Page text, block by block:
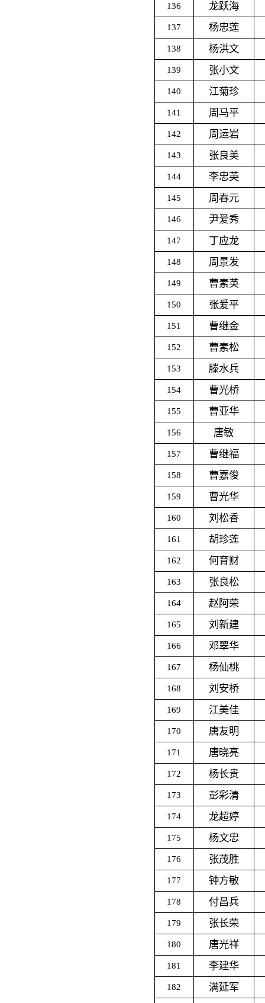
136 龙跃海
137 杨忠莲
138 杨洪文
139 张小文
140 江菊珍
141 周马平
142 周运岩
143 张良美
144 李忠英
145 周春元
146 尹爱秀
147 丁应龙
148 周景发
149 曹素英
150 张爱平
151 曹继金
152 曹素松
153 滕水兵
154 曹光桥
155 曹亚华
156 唐敏
157 曹继福
158 曹嘉俊
159 曹光华
160 刘松香
161 胡珍莲
162 何育财
163 张良松
164 赵阿荣
165 刘新建
166 邓翠华
167 杨仙桃
168 刘安桥
169 江美佳
170 唐友明
171 唐晓亮
172 杨长贵
173 彭彩清
174 龙超婷
175 杨文忠
176 张茂胜
177 钟方敏
178 付昌兵
179 张长荣
180 唐光祥
181 李建华
182 满延军